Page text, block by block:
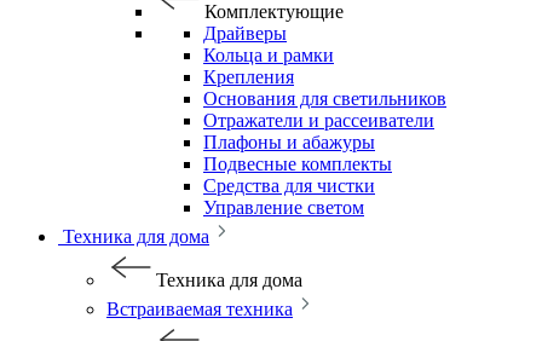
Комплектующие
Драйверы
Кольца и рамки
Крепления
Основания для светильников
Отражатели и рассеиватели
Плафоны и абажуры
Подвесные комплекты
Средства для чистки
Управление светом
Техника для дома
Техника для дома
Встраиваемая техника